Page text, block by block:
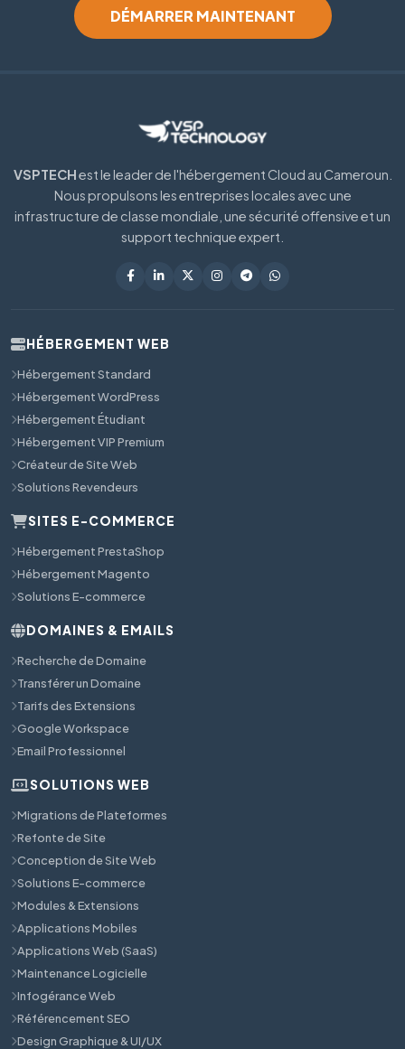
DÉMARRER MAINTENANT
VSPTECHest le leader de l'hébergement Cloud au Cameroun.
Nous propulsons les entreprises locales avec une
infrastructure de classe mondiale, une sécurité offensive et un
support technique expert.
HÉBERGEMENT WEB
Hébergement Standard
Hébergement WordPress
Hébergement Étudiant
Hébergement VIP Premium
Créateur de Site Web
Solutions Revendeurs
SITES E-COMMERCE
Hébergement PrestaShop
Hébergement Magento
Solutions E-commerce
DOMAINES & EMAILS
Recherche de Domaine
Transférer un Domaine
Tarifs des Extensions
Google Workspace
Email Professionnel
SOLUTIONS WEB
Migrations de Plateformes
Refonte de Site
Conception de Site Web
Solutions E-commerce
Modules & Extensions
Applications Mobiles
Applications Web (SaaS)
Maintenance Logicielle
Infogérance Web
Référencement SEO
Design Graphique & UI/UX